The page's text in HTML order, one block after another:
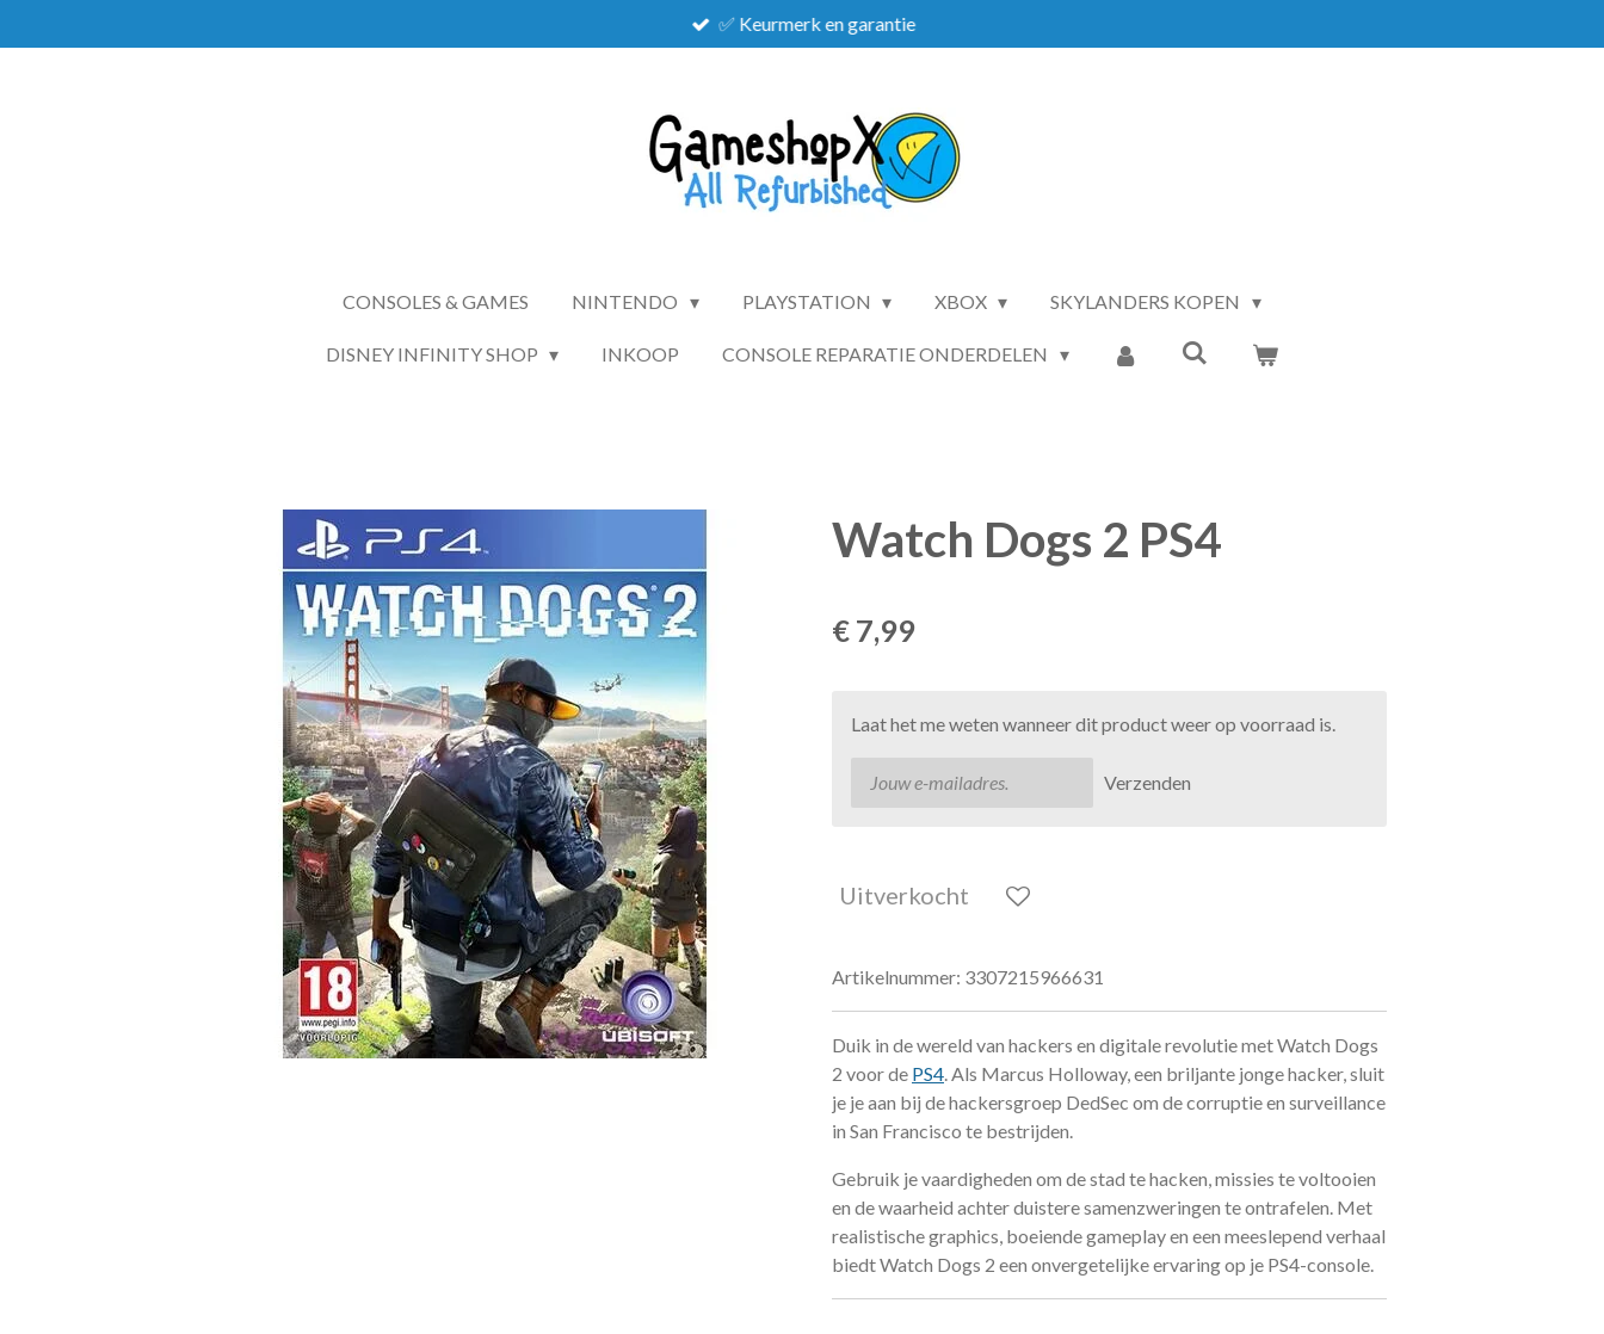
direct
✅ Keurmerk en garantie
CONSOLES & GAMES NINTENDO PLAYSTATION XBOX SKYLANDERS KOPEN
DISNEY INFINITY SHOP INKOOP CONSOLE REPARATIE ONDERDELEN
Watch Dogs 2 PS4
€ 7,99
Laat het me weten wanneer dit product weer op voorraad is.
Verzenden
Uitverkocht
Artikelnummer: 3307215966631
Duik in de wereld van hackers en digitale revolutie met Watch Dogs
2 voor de PS4. Als Marcus Holloway, een briljante jonge hacker, sluit
je je aan bij de hackersgroep DedSec om de corruptie en surveillance
in San Francisco te bestrijden.
Gebruik je vaardigheden om de stad te hacken, missies te voltooien
en de waarheid achter duistere samenzweringen te ontrafelen. Met
realistische graphics, boeiende gameplay en een meeslepend verhaal
biedt Watch Dogs 2 een onvergetelijke ervaring op je PS4-console.